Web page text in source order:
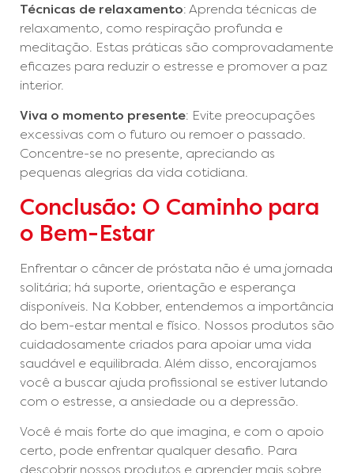
Técnicas de relaxamento: Aprenda técnicas de
relaxamento, como respiração profunda e
meditação. Estas práticas são comprovadamente
eficazes para reduzir o estresse e promover a paz
interior.
Viva o momento presente: Evite preocupações
excessivas com o futuro ou remoer o passado.
Concentre-se no presente, apreciando as
pequenas alegrias da vida cotidiana.
Conclusão: O Caminho para
o Bem-Estar
Enfrentar o câncer de próstata não é uma jornada
solitária; há suporte, orientação e esperança
disponíveis. Na Kobber, entendemos a importância
do bem-estar mental e físico. Nossos produtos são
cuidadosamente criados para apoiar uma vida
saudável e equilibrada. Além disso, encorajamos
você a buscar ajuda profissional se estiver lutando
com o estresse, a ansiedade ou a depressão.
Você é mais forte do que imagina, e com o apoio
certo, pode enfrentar qualquer desafio. Para
descobrir nossos produtos e aprender mais sobre